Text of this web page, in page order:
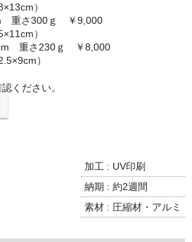
）
重さ300ｇ ￥9,000
）
重さ230ｇ ￥8,000
）
ください。
加工 : UV印刷
納期 : 約2週間
素材 : 圧縮材・アルミ